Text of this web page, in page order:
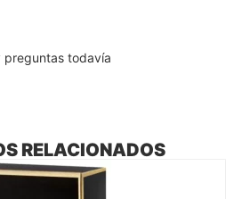
preguntas todavía
RELACIONADOS